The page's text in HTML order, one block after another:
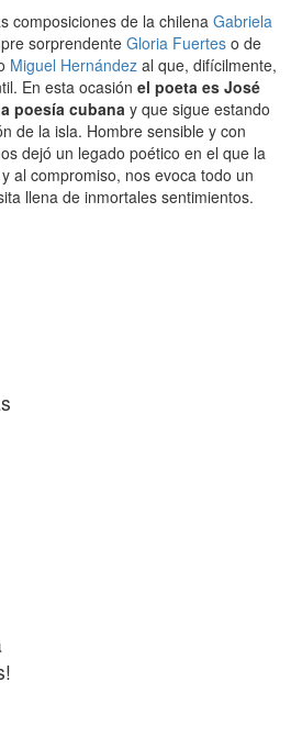
composiciones de la chilena Gabriela
sorprendente Gloria Fuertes o de
Miguel Hernández al que, difícilmente,
En esta ocasión el poeta es José
poesía cubana y que sigue estando
de la isla. Hombre sensible y con
dejó un legado poético en el que la
al compromiso, nos evoca todo un
llena de inmortales sentimientos.